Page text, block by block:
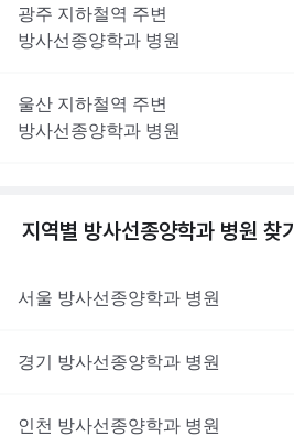
광주 지하철역 주변
방사선종양학과 병원
울산 지하철역 주변
방사선종양학과 병원
지역별 방사선종양학과 병원 찾기
서울 방사선종양학과 병원
경기 방사선종양학과 병원
인천 방사선종양학과 병원